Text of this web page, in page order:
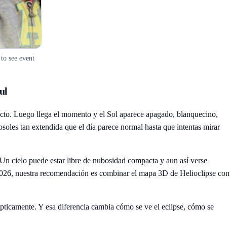
see event
Luego llega el momento y el Sol aparece apagado, blanquecino,
tan extendida que el día parece normal hasta que intentas mirar
cielo puede estar libre de nubosidad compacta y aun así verse
nuestra recomendación es combinar el mapa 3D de Helioclipse con
Y esa diferencia cambia cómo se ve el eclipse, cómo se